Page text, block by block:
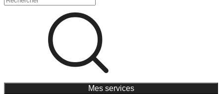
Mes services